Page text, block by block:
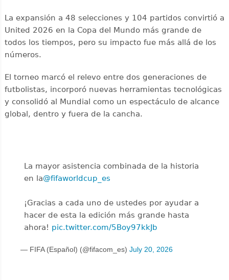
La expansión a 48 selecciones y 104 partidos convirtió a
United 2026 en la Copa del Mundo más grande de
todos los tiempos, pero su impacto fue más allá de los
números.
El torneo marcó el relevo entre dos generaciones de
futbolistas, incorporó nuevas herramientas tecnológicas
y consolidó al Mundial como un espectáculo de alcance
global, dentro y fuera de la cancha.
La mayor asistencia combinada de la historia
en la@fifaworldcup_es
¡Gracias a cada uno de ustedes por ayudar a
hacer de esta la edición más grande hasta
ahora! pic.twitter.com/5Boy97kkJb
— FIFA (Español) (@fifacom_es) July 20, 2026